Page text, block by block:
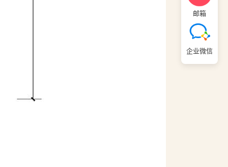
邮箱
企业微信